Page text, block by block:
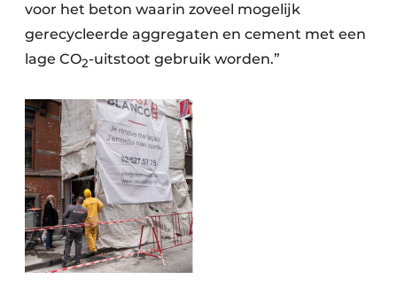
voor het beton waarin zoveel mogelijk
gerecycleerde aggregaten en cement met een
lage CO2-uitstoot gebruik worden.”